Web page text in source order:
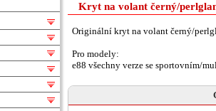
Kryt na volant černý/
Originální kryt na volant černý/
Pro modely:
e88 všechny verze se sportovním/